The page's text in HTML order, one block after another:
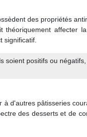
des propriétés
affecter
significatif.
soient positifs ou
d'autres pâtisseries
des desserts et de